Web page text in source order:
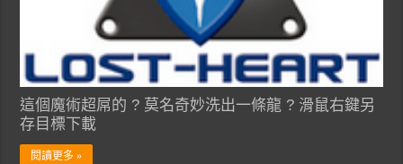
這個魔術超屌的 ? 莫名奇妙洗出一條龍 ? 滑鼠右鍵另
存目標下載
閱讀更多 »